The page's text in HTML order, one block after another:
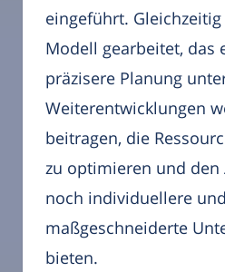
eingeführt.
Modell gearbeitet, das
präzisere Planung
Weiterentwicklungen
beitragen, die
zu optimieren und den
noch individuellere und
maßgeschneiderte
bieten.